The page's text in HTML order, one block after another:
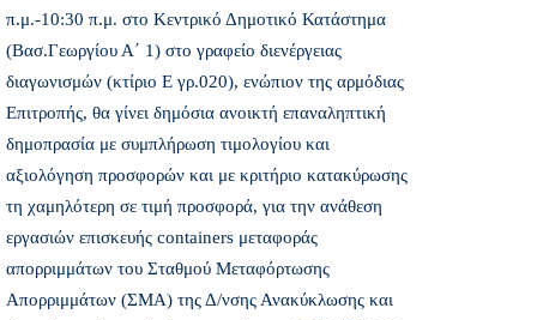
π.μ.-10:30 π.μ. στο Κεντρικό Δημοτικό Κατάστημα
(Bασ.Γεωργίου Α΄ 1) στο γραφείο διενέργειας
διαγωνισμών (κτίριο Ε γρ.020), ενώπιον της αρμόδιας
Επιτροπής, θα γίνει δημόσια ανοικτή επαναληπτική
δημοπρασία με συμπλήρωση τιμολογίου και
αξιολόγηση προσφορών και με κριτήριο κατακύρωσης
τη χαμηλότερη σε τιμή προσφορά, για την ανάθεση
εργασιών επισκευής containers μεταφοράς
απορριμμάτων του Σταθμού Μεταφόρτωσης
Απορριμμάτων (ΣΜΑ) της Δ/νσης Ανακύκλωσης και